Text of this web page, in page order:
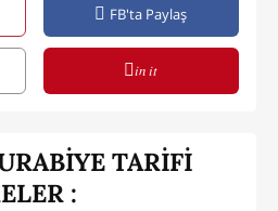
FB'ta Paylaş
in it
TARİFİ
: